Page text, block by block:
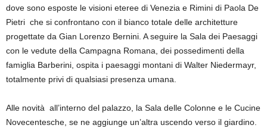
dove sono esposte le visioni eteree di Venezia e Rimini di Paola De
Pietri che si confrontano con il bianco totale delle architetture
progettate da Gian Lorenzo Bernini. A seguire la Sala dei Paesaggi
con le vedute della Campagna Romana, dei possedimenti della
famiglia Barberini, ospita i paesaggi montani di Walter Niedermayr,
totalmente privi di qualsiasi presenza umana.
Alle novità all’interno del palazzo, la Sala delle Colonne e le Cucine
Novecentesche, se ne aggiunge un’altra uscendo verso il giardino.